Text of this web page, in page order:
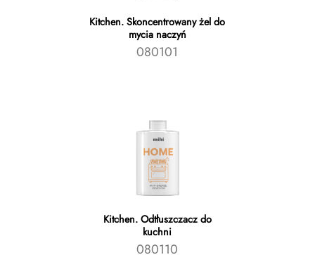
Kitchen. Skoncentrowany żel do
mycia naczyń
080101
Kitchen. Odtłuszczacz do
kuchni
080110